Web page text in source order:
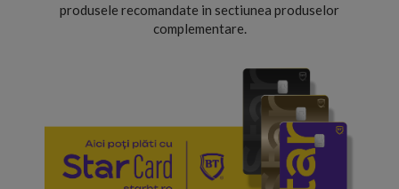
produsele recomandate in sectiunea produselor
complementare.